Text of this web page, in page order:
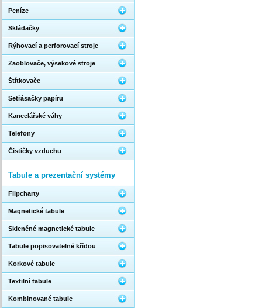
Peníze
Skládačky
Rýhovací a perforovací stroje
Zaoblovače, výsekové stroje
Štítkovače
Setřásačky papíru
Kancelářské váhy
Telefony
Čističky vzduchu
Tabule a prezentační systémy
Flipcharty
Magnetické tabule
Skleněné magnetické tabule
Tabule popisovatelné křídou
Korkové tabule
Textilní tabule
Kombinované tabule